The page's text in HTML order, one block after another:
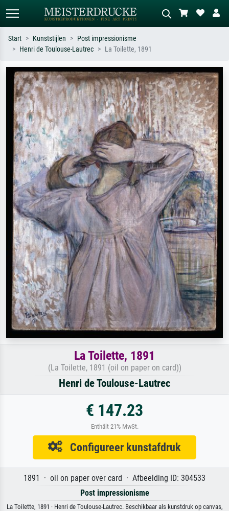
Zoek op kunstenaar, titel of stijl – bijv.
Monet, Sterrennacht, impressionisme,
Hokusai-golf, naakt.
Beschrijf de scène – bijv. groene
weide, abstract met veel rood, donker
olieverfschilderij, staand naakt naast
een boom.
Start Kunststijlen
Post impressionisme
Henri de Toulouse-Lautrec
La Toilette, 1891
La Toilette, 1891
(La Toilette, 1891 (oil on paper on card))
Henri de Toulouse-Lautrec
€ 147.23
Enthält 21% MwSt.
Configureer kunstafdruk
1891 · oil on paper over card · Afbeelding ID: 304533
Post impressionisme
La Toilette, 1891 · Henri de Toulouse-Lautrec. Beschikbaar als kunstdruk op canvas,